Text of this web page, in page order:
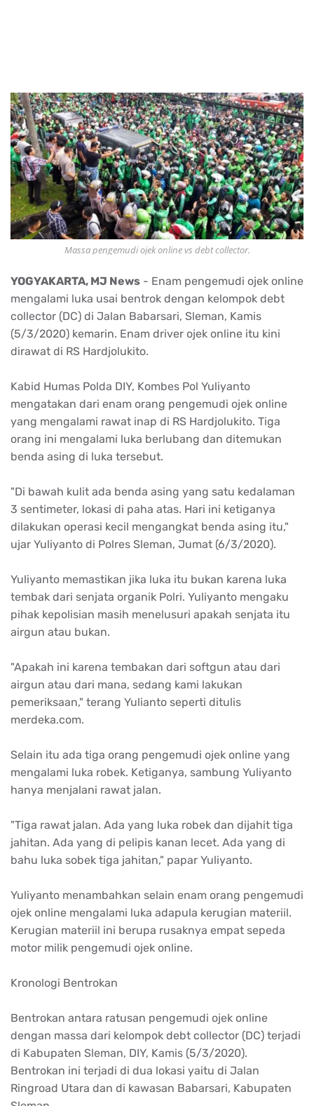
Massa pengemudi ojek online vs debt collector.
YOGYAKARTA, MJ News - Enam pengemudi ojek online
mengalami luka usai bentrok dengan kelompok debt
collector (DC) di Jalan Babarsari, Sleman, Kamis
(5/3/2020) kemarin. Enam driver ojek online itu kini
dirawat di RS Hardjolukito.
Kabid Humas Polda DIY, Kombes Pol Yuliyanto
mengatakan dari enam orang pengemudi ojek online
yang mengalami rawat inap di RS Hardjolukito. Tiga
orang ini mengalami luka berlubang dan ditemukan
benda asing di luka tersebut.
"Di bawah kulit ada benda asing yang satu kedalaman
3 sentimeter, lokasi di paha atas. Hari ini ketiganya
dilakukan operasi kecil mengangkat benda asing itu,"
ujar Yuliyanto di Polres Sleman, Jumat (6/3/2020).
Yuliyanto memastikan jika luka itu bukan karena luka
tembak dari senjata organik Polri. Yuliyanto mengaku
pihak kepolisian masih menelusuri apakah senjata itu
airgun atau bukan.
"Apakah ini karena tembakan dari softgun atau dari
airgun atau dari mana, sedang kami lakukan
pemeriksaan," terang Yulianto seperti ditulis
merdeka.com.
Selain itu ada tiga orang pengemudi ojek online yang
mengalami luka robek. Ketiganya, sambung Yuliyanto
hanya menjalani rawat jalan.
"Tiga rawat jalan. Ada yang luka robek dan dijahit tiga
jahitan. Ada yang di pelipis kanan lecet. Ada yang di
bahu luka sobek tiga jahitan," papar Yuliyanto.
Yuliyanto menambahkan selain enam orang pengemudi
ojek online mengalami luka adapula kerugian materiil.
Kerugian materiil ini berupa rusaknya empat sepeda
motor milik pengemudi ojek online.
Kronologi Bentrokan
Bentrokan antara ratusan pengemudi ojek online
dengan massa dari kelompok debt collector (DC) terjadi
di Kabupaten Sleman, DIY, Kamis (5/3/2020).
Bentrokan ini terjadi di dua lokasi yaitu di Jalan
Ringroad Utara dan di kawasan Babarsari, Kabupaten